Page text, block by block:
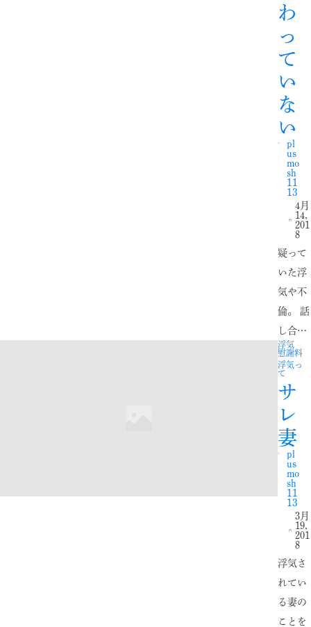
わ
っ
て
い
な
い
pl
us
mo
sh
11
13
4月
14,
201
8
疑って
いた浮
気や不
倫。 話
し合…
浮気
慰謝料
浮気っ
て
サ
レ
妻
pl
us
mo
sh
11
13
3月
19,
201
8
浮気さ
れてい
る妻の
ことを